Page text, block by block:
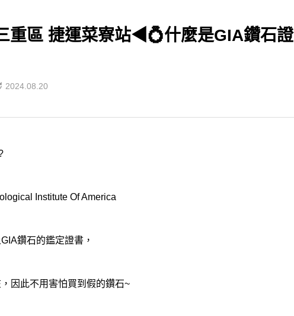
重區 捷運菜寮站◀💍什麼是GIA鑽石證
2024.08.20
Institute Of America
鑽石的鑑定證書，
因此不用害怕買到假的鑽石~